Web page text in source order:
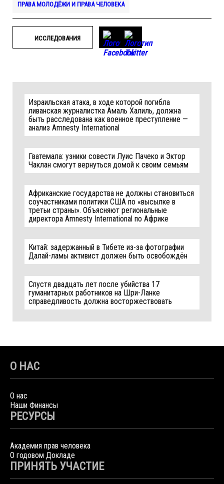
ПРАВА МОЛОДЁЖИ И ПРАВА ЧЕЛОВЕКА
ИССЛЕДОВАНИЯ
Израильская атака, в ходе которой погибла
ливанская журналистка Амаль Халиль, должна
быть расследована как военное преступление —
анализ Amnesty International
Гватемала: узники совести Луис Пачеко и Эктор
Чаклан смогут вернуться домой к своим семьям
Африканские государства не должны становиться
соучастниками политики США по «высылке в
третьи страны». Объясняют региональные
директора Amnesty International по Африке
Китай: задержанный в Тибете из-за фотографии
Далай-ламы активист должен быть освобождён
Спустя двадцать лет после убийства 17
гуманитарных работников на Шри-Ланке
справедливость должна восторжествовать
О НАС
О нас
Наши Финансы
РЕСУРСЫ
Академия прав человека
О годовом Докладе
ПРИНЯТЬ УЧАСТИЕ